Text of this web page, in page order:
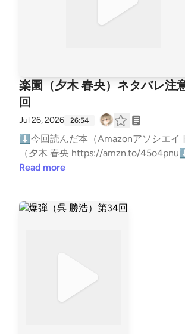
楽園（夕木 春央）ネタバレ
回
Jul 26, 2026 26:54
⬇今回読んだ本（Amazonアソシエイ
（夕木 春央 https://amzn.to/
ールかマシュマロでお願いします！メ
u/Kuruharahuruk⬇Twitter(新X)https://
ahuruk⬇ゲームポッドキャストもやっ
Read more